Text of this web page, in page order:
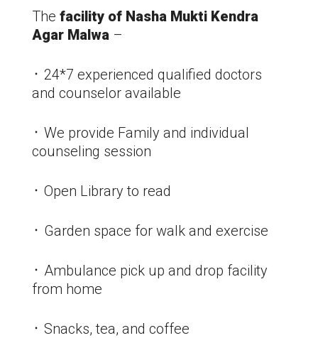
The facility of Nasha Mukti Kendra
Agar Malwa –
᛫ 24*7 experienced qualified doctors
and counselor available
᛫ We provide Family and individual
counseling session
᛫ Open Library to read
᛫ Garden space for walk and exercise
᛫ Ambulance pick up and drop facility
from home
᛫ Snacks, tea, and coffee